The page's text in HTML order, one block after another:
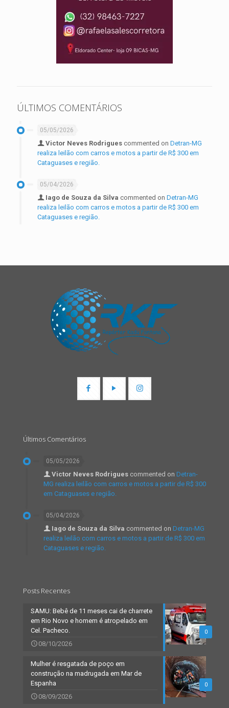
ÚLTIMOS COMENTÁRIOS
05/05/2026
Victor Neves Rodrigues commented on Detran-MG
realiza leilão com carros e motos a partir de R$ 300 em
Cataguases e região.
05/04/2026
Iago de Souza da Silva commented on Detran-MG
realiza leilão com carros e motos a partir de R$ 300 em
Cataguases e região.
Últimos Comentários
05/05/2026
Victor Neves Rodrigues commented on Detran-
MG realiza leilão com carros e motos a partir de R$ 300
em Cataguases e região.
05/04/2026
Iago de Souza da Silva commented on Detran-MG
realiza leilão com carros e motos a partir de R$ 300 em
Cataguases e região.
Posts Recentes
0
SAMU: Bebê de 11 meses cai de charrete
em Rio Novo e homem é atropelado em
Cel. Pacheco.
08/10/2026
0
Mulher é resgatada de poço em
construção na madrugada em Mar de
Espanha
08/09/2026